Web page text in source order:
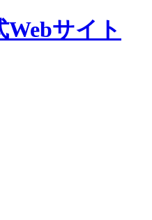
サイト